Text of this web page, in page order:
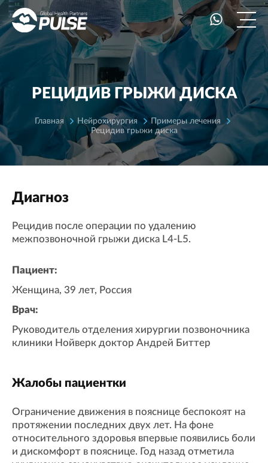
РЕЦИДИВ ГРЫЖИ ДИСКА
Главная Нейрохирургия
Примеры лечения
Рецидив грыжи диска
Диагноз
Рецидив после операции по удалению
межпозвоночной грыжи диска L4-L5.
Пациент:
Женщина, 39 лет, Россия
Врач:
Руководитель отделения хирургии позвоночника
клиники Нойверк доктор Андрей Биттер
Жалобы пациентки
Ограничение движения в пояснице беспокоят на
протяжении последних двух лет. На фоне
относительного здоровья впервые появились боли
и дискомфорт в пояснице. Год назад отметила